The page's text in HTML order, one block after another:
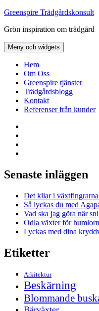
Hoppa
innehåll
Greenspire Trädgårdskonsult
Grön inspiration om trädgård
Meny och widgets
Hem
Om Oss
Greenspire tjänster
Trädgårdsblogg
Kontakt
Referenser från kunder
Senaste inläggen
Det kliar i
Så lyckas du med
Vad ska jag göra när
Odla växter för
Lyckas med dina
Etiketter
Arkitektur
Beskärning
Blommande